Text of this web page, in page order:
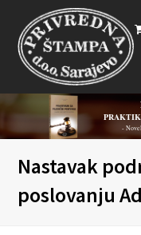
-
Nastavak
poslovanju